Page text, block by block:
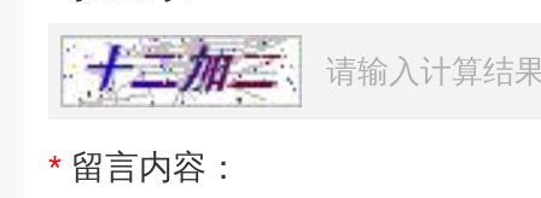
* 留言内容：